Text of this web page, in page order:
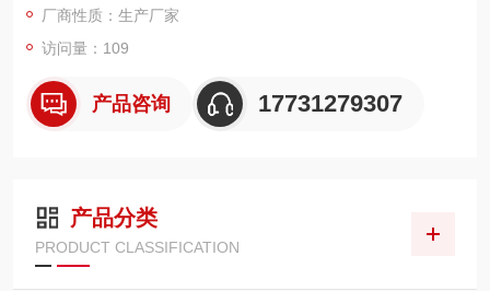
厂商性质：生产厂家
访问量：109
产品咨询 17731279307
产品分类
PRODUCT CLASSIFICATION